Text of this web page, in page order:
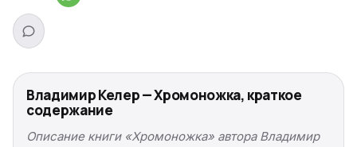
Владимир Келер — Хромоножка, краткое
содержание
Описание книги «Хромоножка» автора Владимир